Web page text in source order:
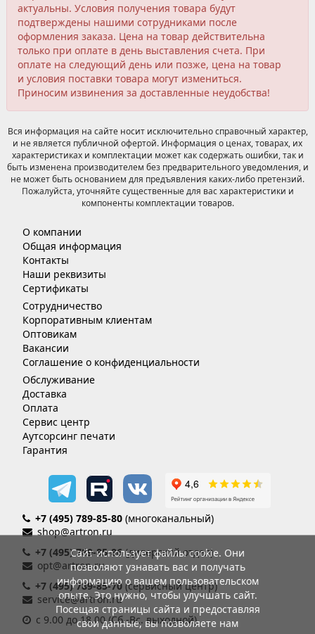
актуальны. Условия получения товара будут
подтверждены нашими сотрудниками после
оформления заказа. Цена на товар действительна
только при оплате в день выставления счета. При
оплате на следующий день или позже, цена на товар
и условия поставки товара могут измениться.
Приносим извинения за доставленные неудобства!
Вся информация на сайте носит исключительно справочный характер,
и не является публичной офертой. Информация о ценах, товарах, их
характеристиках и комплектации может как содержать ошибки, так и
быть изменена производителем без предварительного уведомления, и
не может быть основанием для предъявления каких-либо претензий.
Пожалуйста, уточняйте существенные для вас характеристики и
компоненты комплектации товаров.
О компании
Общая информация
Контакты
Наши реквизиты
Сертификаты
Сотрудничество
Корпоративным клиентам
Оптовикам
Вакансии
Соглашение о конфиденциальности
Обслуживание
Доставка
Оплата
Сервис центр
Аутсорсинг печати
Гарантия
+7 (495) 789-85-80 (многоканальный)
shop@artron.ru
+7 (495) 789-85-86(дилерский отдел)
opt@artron.ru
+7 (495) 789-85-70 (сервисный центр)
service@artron.ru
с 9.00 до 18.00 (Сб.-Вс. выходной)
Сайт использует файлы cookie. Они
позволяют узнавать вас и получать
информацию о вашем пользовательском
опыте. Это нужно, чтобы улучшать сайт.
Посещая страницы сайта и предоставляя
свои данные, вы позволяете нам